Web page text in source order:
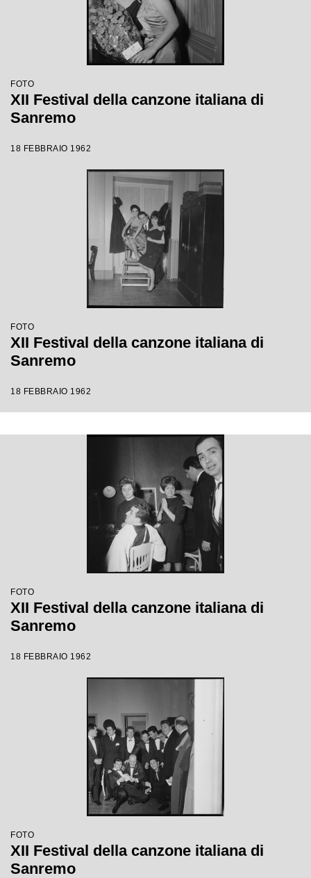
FOTO
XII Festival della canzone italiana di
Sanremo
18 FEBBRAIO 1962
FOTO
XII Festival della canzone italiana di
Sanremo
18 FEBBRAIO 1962
FOTO
XII Festival della canzone italiana di
Sanremo
18 FEBBRAIO 1962
FOTO
XII Festival della canzone italiana di
Sanremo